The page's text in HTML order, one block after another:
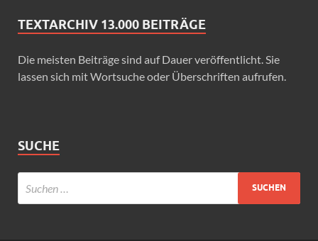
TEXTARCHIV 13.000 BEITRÄGE
Die meisten Beiträge sind auf Dauer veröffentlicht. Sie
lassen sich mit Wortsuche oder Überschriften aufrufen.
SUCHE